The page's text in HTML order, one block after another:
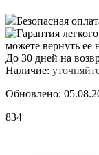
Безопасная
До 30 дней на
Наличие:
Обновлено:
834